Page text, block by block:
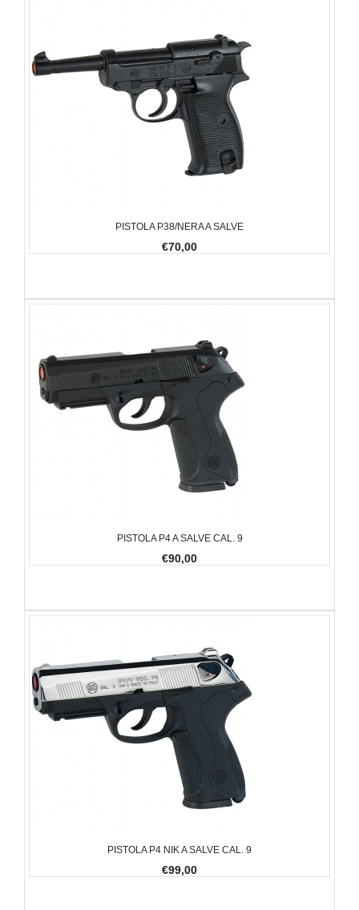
PISTOLA P38/NERA A SALVE
€70,00
PISTOLA P4 A SALVE CAL. 9
€90,00
PISTOLA P4 NIK A SALVE CAL. 9
€99,00